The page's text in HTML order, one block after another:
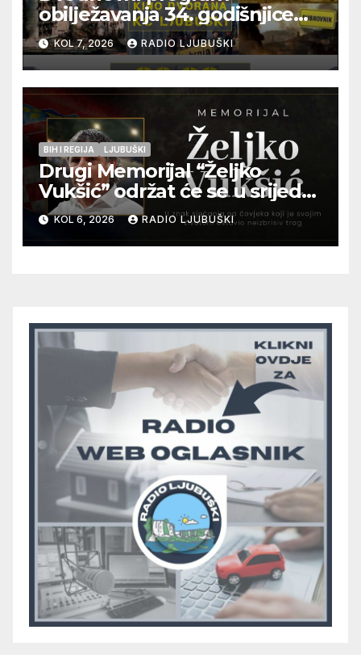
obilježavanja 34. godišnjice
pogibije generala Blaža
Kraljevića i osmorice
pripadnika HOS-a
KOL 7, 2026 RADIO LJUBUŠKI
BIH I REGIJA LJUBUŠKI
Drugi Memorijal “Željko
Vukšić” održat će se u srijedu
12. kolovoza u Otoku
KOL 6, 2026 RADIO LJUBUŠKI